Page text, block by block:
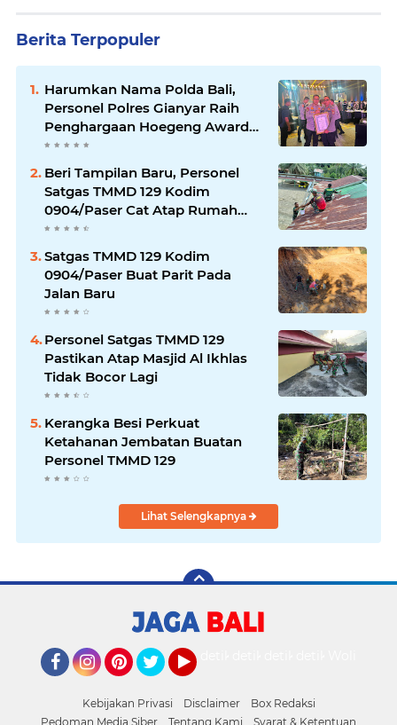
Berita Terpopuler
Harumkan Nama Polda Bali,
Personel Polres Gianyar Raih
Penghargaan Hoegeng Awards
2026
Beri Tampilan Baru, Personel
Satgas TMMD 129 Kodim
0904/Paser Cat Atap Rumah
Marbot
Satgas TMMD 129 Kodim
0904/Paser Buat Parit Pada
Jalan Baru
Personel Satgas TMMD 129
Pastikan Atap Masjid Al Ikhlas
Tidak Bocor Lagi
Kerangka Besi Perkuat
Ketahanan Jembatan Buatan
Personel TMMD 129
Lihat Selengkapnya
Kebijakan Privasi Disclaimer
Box Redaksi
Pedoman Media Siber
Tentang Kami Syarat & Ketentuan